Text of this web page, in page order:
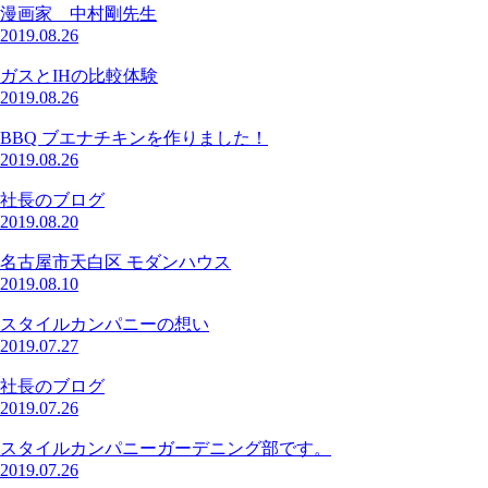
漫画家 中村剛先生
2019.08.26
ガスとIHの比較体験
2019.08.26
BBQ ブエナチキンを作りました！
2019.08.26
社長のブログ
2019.08.20
名古屋市天白区 モダンハウス
2019.08.10
スタイルカンパニーの想い
2019.07.27
社長のブログ
2019.07.26
スタイルカンパニーガーデニング部です。
2019.07.26